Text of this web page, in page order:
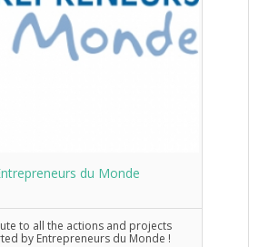
du Monde
to all the actions and projects
by Entrepreneurs du Monde !